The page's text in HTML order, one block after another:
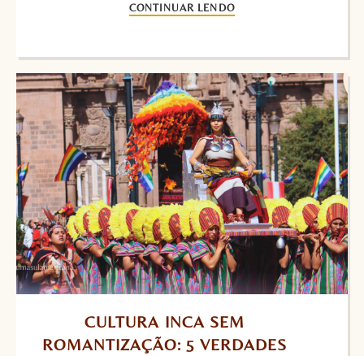
CONTINUAR LENDO
CULTURA INCA SEM
ROMANTIZAÇÃO: 5 VERDADES